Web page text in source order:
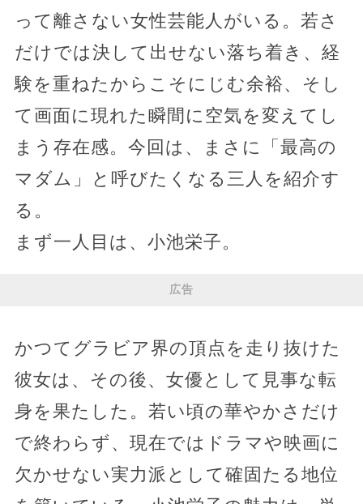
って離さない女性芸能人がいる。若さ
だけでは決して出せない落ち着き、経
験を重ねたからこそにじむ余裕、そし
て画面に現れた瞬間に空気を変えてし
まう存在感。今回は、まさに「最高の
マダム」と呼びたくなる三人を紹介す
る。
まず一人目は、小池栄子。
広告
かつてグラビア界の頂点を走り抜けた
彼女は、その後、女優として見事な転
身を果たした。若い頃の華やかさだけ
で終わらず、現在ではドラマや映画に
欠かせない実力派として確固たる地位